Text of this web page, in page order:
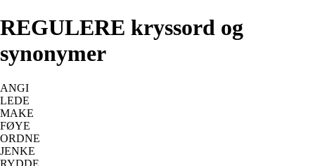
REGULERE kryssord og
synonymer
ANGI
LEDE
MAKE
FØYE
ORDNE
JENKE
RYDDE